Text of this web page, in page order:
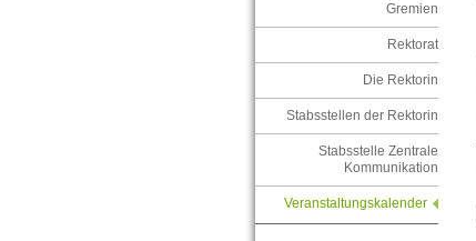
Gremien
Rektorat
Die Rektorin
Stabsstellen der Rektorin
Stabsstelle Zentrale
Kommunikation
Veranstaltungskalender